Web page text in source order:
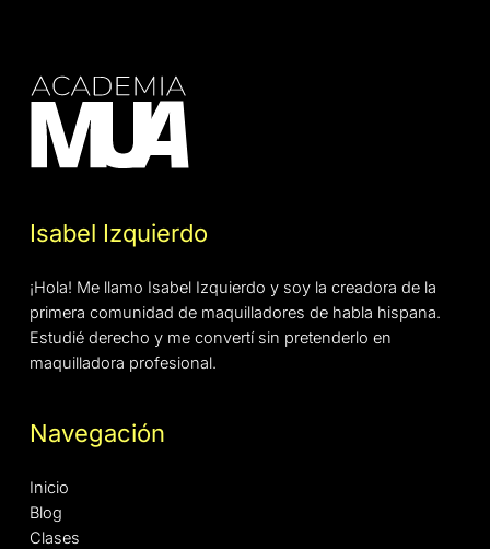
Isabel Izquierdo
¡Hola! Me llamo Isabel Izquierdo y soy la creadora de la
primera comunidad de maquilladores de habla hispana.
Estudié derecho y me convertí sin pretenderlo en
maquilladora profesional.
Navegación
Inicio
Blog
Clases